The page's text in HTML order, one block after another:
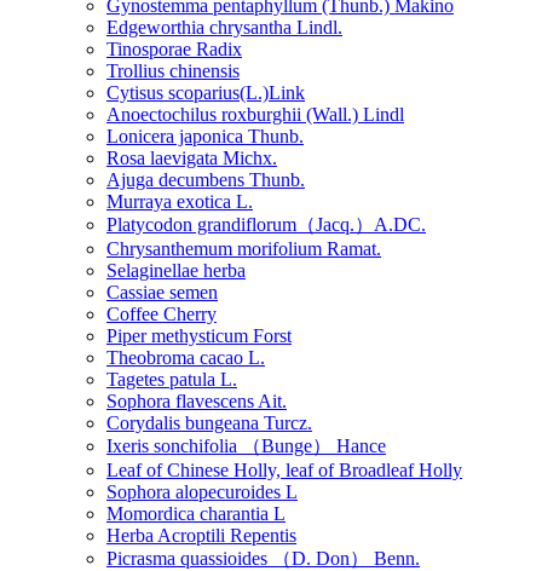
Gynostemma pentaphyllum (Thunb.) Makino
Edgeworthia chrysantha Lindl.
Tinosporae Radix
Trollius chinensis
Cytisus scoparius(L.)Link
Anoectochilus roxburghii (Wall.) Lindl
Lonicera japonica Thunb.
Rosa laevigata Michx.
Ajuga decumbens Thunb.
Murraya exotica L.
Platycodon grandiflorum（Jacq.）A.DC.
Chrysanthemum morifolium Ramat.
Selaginellae herba
Cassiae semen
Coffee Cherry
Piper methysticum Forst
Theobroma cacao L.
Tagetes patula L.
Sophora flavescens Ait.
Corydalis bungeana Turcz.
Ixeris sonchifolia （Bunge） Hance
Leaf of Chinese Holly, leaf of Broadleaf Holly
Sophora alopecuroides L
Momordica charantia L
Herba Acroptili Repentis
Picrasma quassioides （D. Don） Benn.